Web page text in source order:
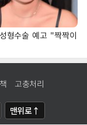
형수술 예고 "짝짝이
고충처리
맨위로↑